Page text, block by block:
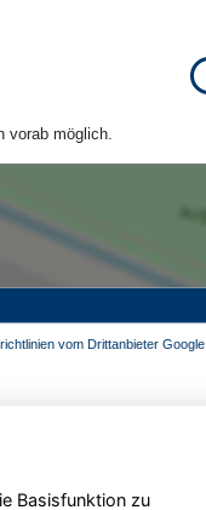
vorab möglich.
vom Drittanbieter Google
Basisfunktion zu